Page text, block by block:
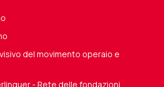
del movimento operaio e
- Rete delle fondazioni